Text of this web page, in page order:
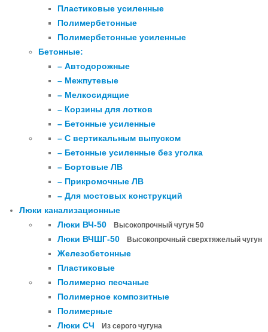
Пластиковые усиленные
Полимербетонные
Полимербетонные усиленные
Бетонные:
– Автодорожные
– Межпутевые
– Мелкосидящие
– Корзины для лотков
– Бетонные усиленные
– С вертикальным выпуском
– Бетонные усиленные без уголка
– Бортовые ЛВ
– Прикромочные ЛВ
– Для мостовых конструкций
Люки канализационные
Люки ВЧ-50
Высокопрочный чугун 50
Люки ВЧШГ-50 Высокопрочный сверхтяжелый чугун
Железобетонные
Пластиковые
Полимерно песчаные
Полимерное композитные
Полимерные
Люки СЧ
Из серого чугуна